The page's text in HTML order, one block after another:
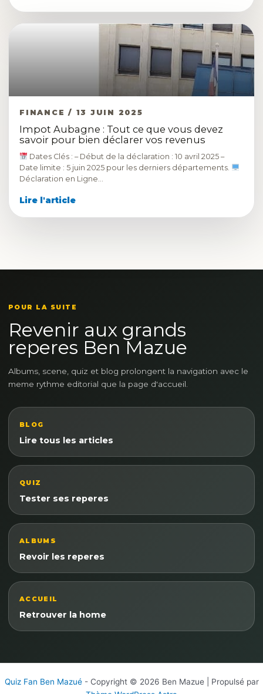
FINANCE / 13 JUIN 2025
Impot Aubagne : Tout ce que vous devez
savoir pour bien déclarer vos revenus
Dates Clés : – Début de la déclaration : 10 avril 2025 –
Date limite : 5 juin 2025 pour les derniers départements.
Déclaration en Ligne…
Lire l'article
POUR LA SUITE
Revenir aux grands
reperes Ben Mazue
Albums, scene, quiz et blog prolongent la navigation avec le
meme rythme editorial que la page d'accueil.
BLOG
Lire tous les articles
QUIZ
Tester ses reperes
ALBUMS
Revoir les reperes
ACCUEIL
Retrouver la home
Quiz Fan Ben Mazué- Copyright © 2026 Ben Mazue | Propulsé par